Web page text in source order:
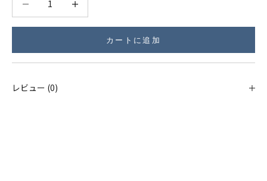
カートに追加
レビュー (0)